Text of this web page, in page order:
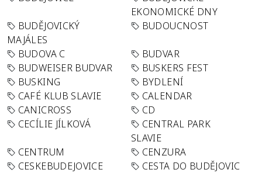
EKONOMICKÉ DNY
BUDĚJOVICKÝ
MAJÁLES
BUDOUCNOST
BUDOVA C
BUDVAR
BUDWEISER BUDVAR
BUSKERS FEST
BUSKING
BYDLENÍ
CAFÉ KLUB SLAVIE
CALENDAR
CANICROSS
CD
CECÍLIE JÍLKOVÁ
CENTRAL PARK
SLAVIE
CENTRUM
CENZURA
CESKEBUDEJOVICE
CESTA DO BUDĚJOVIC